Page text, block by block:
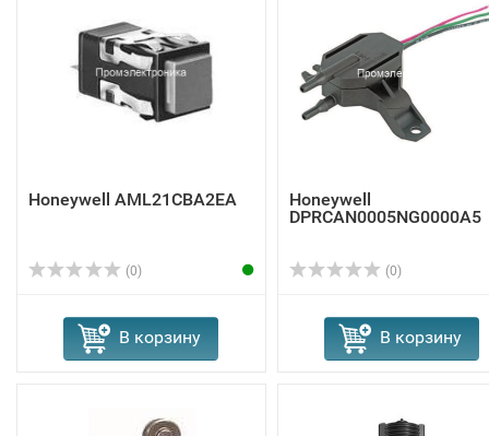
Honeywell AML21CBA2EA
(0)
В корзину
Honeywell
DPRCAN0005NG0000A5
(0)
В корзину